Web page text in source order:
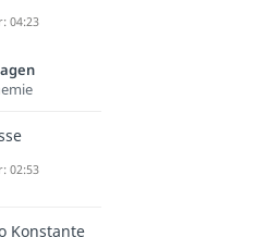
04:23
02:53
Konstante